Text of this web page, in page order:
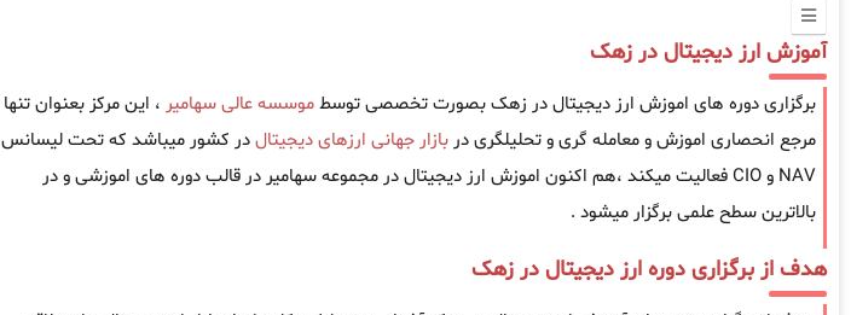
آموزش ارز دیجیتال در زهک
برگزاری دوره های اموزش ارز دیجیتال در زهک بصورت تخصصی توسطموسسه عالی سهامیر ، این مرکز بعنوان تنها
مرجع انحصاری اموزش و معامله گری و تحلیلگری در بازار جهانی ارزهای دیجیتالدر کشور میباشد که تحت لیسانس
NAV و CIO فعالیت میکند ،هم اکنون اموزش ارز دیجیتال در مجموعه سهامیر در قالب دوره های اموزشی و در
بالاترین سطح علمی برگزار میشود .
هدف از برگزاری دوره ارز دیجیتال در زهک